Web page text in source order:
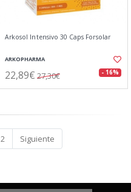
Arkosol Intensivo 30 Caps Forsolar
ARKOPHARMA
22,89€ 27,30€ - 16%
2 Siguiente